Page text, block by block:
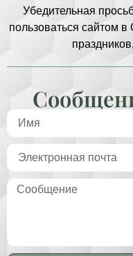
Убедительная
пользоваться сайтом